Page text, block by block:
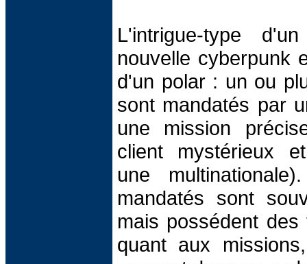
L'intrigue-type
nouvelle cyberpunk
d'un polar : un ou
sont mandatés par
une mission
client mystérieux
une
mandatés sont
mais possédent
quant aux